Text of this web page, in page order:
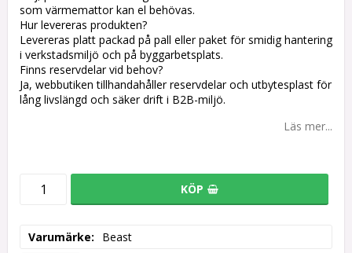
som värmemattor kan el behövas.
Hur levereras produkten?
Levereras platt packad på pall eller paket för smidig hantering
i verkstadsmiljö och på byggarbetsplats.
Finns reservdelar vid behov?
Ja, webbutiken tillhandahåller reservdelar och utbytesplast för
lång livslängd och säker drift i B2B-miljö.
Läs mer...
KÖP
Varumärke Beast